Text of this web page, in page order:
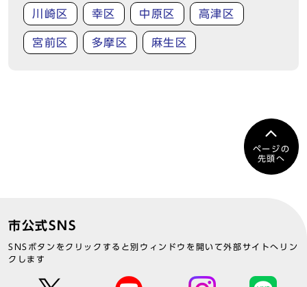
川崎区 幸区 中原区 高津区
宮前区 多摩区 麻生区
ページの
先頭へ
市公式SNS
SNSボタンをクリックすると別ウィンドウを開いて外部サイトへリン
クします